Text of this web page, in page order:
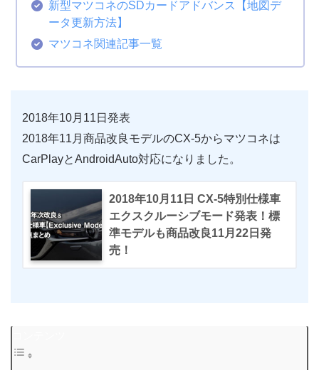
新型マツコネのSDカードアドバンス【地図デ
ータ更新方法】
マツコネ関連記事一覧
2018年10月11日発表
2018年11月商品改良モデルのCX-5からマツコネは
CarPlayとAndroidAuto対応になりました。
2018年10月11日 CX-5特別仕様車
エクスクルーシブモード発表！標
準モデルも商品改良11月22日発
売！